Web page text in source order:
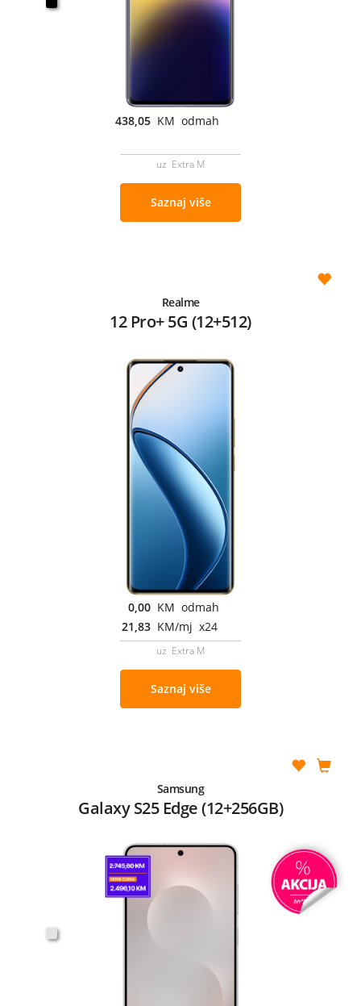
438,05 KM odmah
uz Extra M
Saznaj više
Realme
12 Pro+ 5G (12+512)
0,00 KM odmah
21,83 KM/mj x24
uz Extra M
Saznaj više
Samsung
Galaxy S25 Edge (12+256GB)